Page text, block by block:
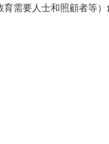
需要人士和照顧者等